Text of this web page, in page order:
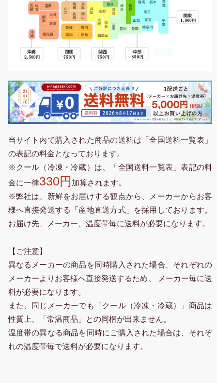
当サイト内で購入された商品の送料は「全国送料一覧表」
の表記の料金となっております。
※クール（冷凍・冷蔵）は、「全国送料一覧表」表記の料
金に一律330円 加算されます。
※弊社は、新鮮をお届けする観点から、メーカーからお客
様へ直接発送する「産地直送方式」を採用しております。
お届け先、メーカー、温度帯毎に送料が必要になります。
【ご注意】
異なるメーカーの商品を同時購入された場合、それぞれの
メーカーよりお客様へ直接発送するため、 メーカー毎に送
料が必要になります。
また、同じメーカーでも「クール（冷凍・冷蔵）」商品は
性質上、「常温商品」との同梱が出来ません。
温度帯の異なる商品を同時にご購入された場合は、それぞ
れの温度帯毎で送料が必要になります。